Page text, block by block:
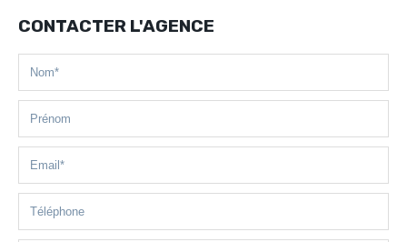
CONTACTER L'AGENCE